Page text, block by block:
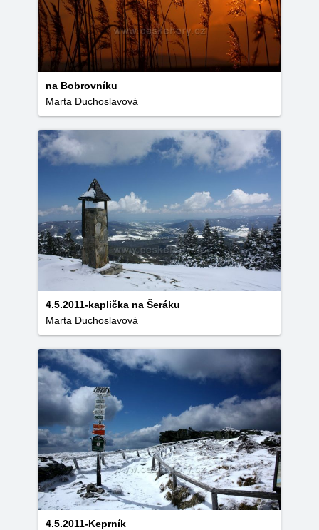
na Bobrovníku
Marta Duchoslavová
4.5.2011-kaplička na Šeráku
Marta Duchoslavová
4.5.2011-Keprník